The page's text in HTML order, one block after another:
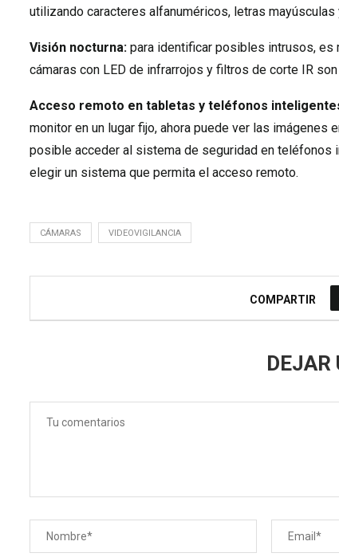
utilizando caracteres alfanuméricos, letras
Visión nocturna: para identificar posibles intrusos, es
cámaras con LED de infrarrojos y filtros de corte IR
Acceso remoto en tabletas y teléfonos
monitor en un lugar fijo, ahora puede ver las
posible acceder al sistema de seguridad en
elegir un sistema que permita el acceso remoto.
CÁMARAS VIDEOVIGILANCIA
COMPARTIR
DEJAR